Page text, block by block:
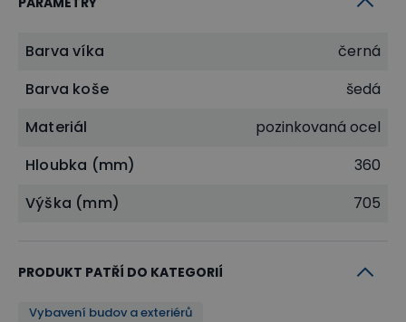
Barva víka
černá
Barva koše
šedá
Materiál
pozinkovaná ocel
Hloubka (mm)
360
Výška (mm)
705
PRODUKT PATŘÍ DO KATEGORIÍ
Vybavení budov a exteriérů